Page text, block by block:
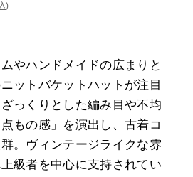
)
やハンドメイドの広まりと
ットバケットハットが注目
っくりとした編み目や不均
もの感」を演出し、古着コ
。ヴィンテージライクな雰
級者を中心に支持されてい